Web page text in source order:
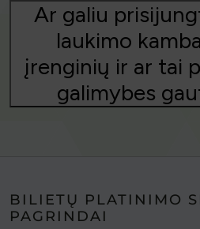
Ar galiu
laukimo
įrenginių ir ar tai
galimybes
BILIETŲ PLATINIMO
PAGRINDAI